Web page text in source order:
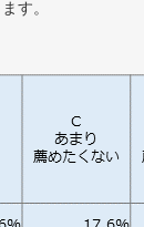
す。